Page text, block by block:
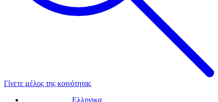
Γίνετε μέλος της κοινότητας
Ελληνικα